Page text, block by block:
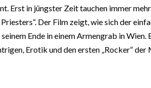
Erst in jüngster Zeit tauchen immer
Der Film zeigt, wie sich der
Ende in einem Armengrab in
Erotik und den ersten „Rocker“ der